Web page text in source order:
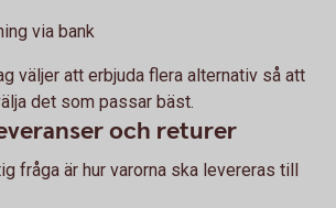
via bank
väljer att erbjuda flera alternativ så att
det som passar bäst.
och returer
fråga är hur varorna ska levereras till